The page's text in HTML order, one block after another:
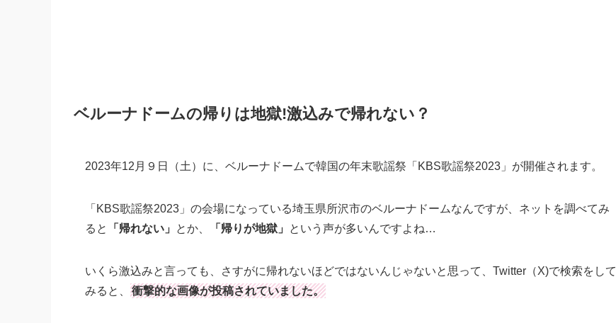
ベルーナドームの帰りは地獄!激込みで帰れない？
2023年12月９日（土）に、ベルーナドームで韓国の年末歌謡祭「KBS歌謡祭2023」が開催されます。
「KBS歌謡祭2023」の会場になっている埼玉県所沢市のベルーナドームなんですが、ネットを調べてみ
ると
「帰れない」 とか、 「帰りが地獄」 という声が多いんですよね…
いくら激込みと言っても、さすがに帰れないほどではないんじゃないと思って、Twitter（X)で検索をして
みると、
衝撃的な画像が投稿されていました。